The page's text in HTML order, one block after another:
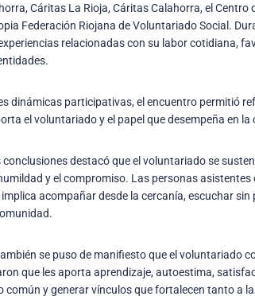
Cáritas La Rioja, Cáritas Calahorra, el
Federación Riojana de Voluntariado Social.
relacionadas con su labor cotidiana,
dinámicas participativas, el encuentro permitió
el voluntariado y el papel que desempeña en
conclusiones destacó que el voluntariado se
y el compromiso. Las personas
acompañar desde la cercanía, escuchar
se puso de manifiesto que el voluntariado
que les aporta aprendizaje, autoestima,
común y generar vínculos que fortalecen tanto a